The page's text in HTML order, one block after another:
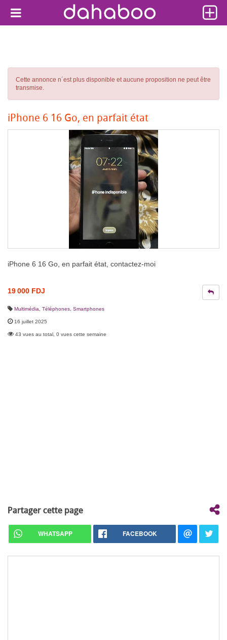
Cette annonce n´est plus disponible et aucune proposition ne peut être
transmise.
iPhone 6 16 Go, en parfait état
iPhone 6 16 Go, en parfait état, contactez-moi
19 000 FDJ
Multimédia Téléphones, Smartphones
16 juillet 2025
43 vues au total, 0 vues cette semaine
Partager cette page
WHATSAPP FACEBOOK